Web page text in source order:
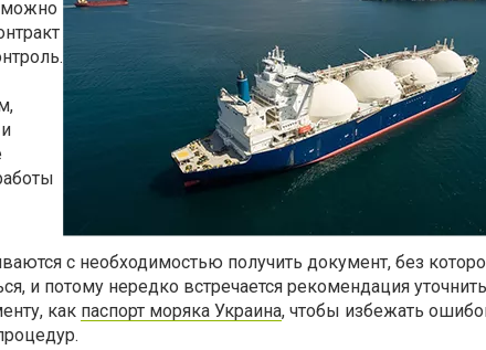
с необходимостью получить документ, без
и потому нередко встречается рекомендация уточнить
как паспорт моряка Украина, чтобы избежать